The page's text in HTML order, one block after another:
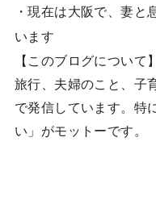
・現在は大阪で、妻と
います
【このブログについて】
旅行、夫婦のこと、子
で発信しています。特
い」がモットーです。